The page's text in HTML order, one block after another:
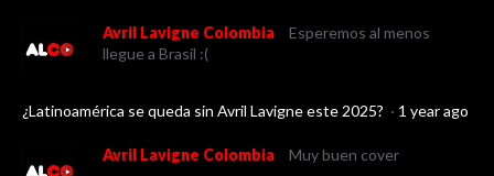
Avril Lavigne Colombia
Esperemos al menos
llegue a Brasil :(
¿Latinoamérica se queda sin Avril Lavigne este 2025? · 1 year ago
Avril Lavigne Colombia Muy buen cover